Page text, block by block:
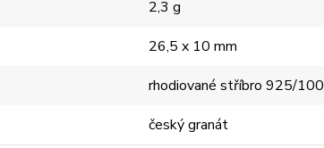
2,3 g
26,5 x 10 mm
rhodiované stříbro 925/
český granát